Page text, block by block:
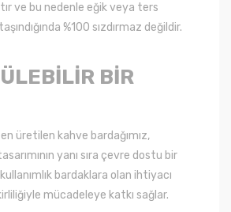
ve bu nedenle eğik veya ters
%100 sızdırmaz değildir.
BİR
üretilen kahve bardağımız,
yanı sıra çevre dostu bir
bardaklara olan ihtiyacı
mücadeleye katkı sağlar.